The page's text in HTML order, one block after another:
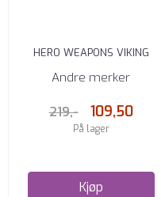
HERO WEAPONS VIKING
HAMMERAXE
Andre merker
219,- 109,50
På lager
Kjøp